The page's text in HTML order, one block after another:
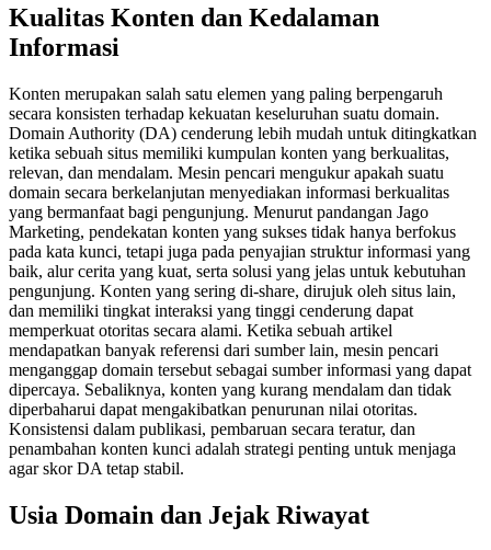
Kualitas Konten dan Kedalaman
Informasi
Konten merupakan salah satu elemen yang paling berpengaruh
secara konsisten terhadap kekuatan keseluruhan suatu domain.
Domain Authority (DA) cenderung lebih mudah untuk ditingkatkan
ketika sebuah situs memiliki kumpulan konten yang berkualitas,
relevan, dan mendalam. Mesin pencari mengukur apakah suatu
domain secara berkelanjutan menyediakan informasi berkualitas
yang bermanfaat bagi pengunjung. Menurut pandangan Jago
Marketing, pendekatan konten yang sukses tidak hanya berfokus
pada kata kunci, tetapi juga pada penyajian struktur informasi yang
baik, alur cerita yang kuat, serta solusi yang jelas untuk kebutuhan
pengunjung. Konten yang sering di-share, dirujuk oleh situs lain,
dan memiliki tingkat interaksi yang tinggi cenderung dapat
memperkuat otoritas secara alami. Ketika sebuah artikel
mendapatkan banyak referensi dari sumber lain, mesin pencari
menganggap domain tersebut sebagai sumber informasi yang dapat
dipercaya. Sebaliknya, konten yang kurang mendalam dan tidak
diperbaharui dapat mengakibatkan penurunan nilai otoritas.
Konsistensi dalam publikasi, pembaruan secara teratur, dan
penambahan konten kunci adalah strategi penting untuk menjaga
agar skor DA tetap stabil.
Usia Domain dan Jejak Riwayat